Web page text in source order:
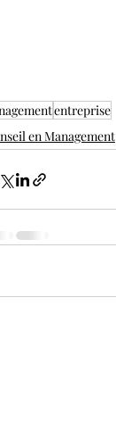
entreprise
en Management